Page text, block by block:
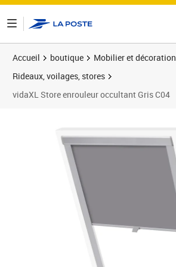
Accueil boutique Mobilier et décoration
Rideaux, voilages, stores
vidaXL Store enrouleur occultant Gris C04